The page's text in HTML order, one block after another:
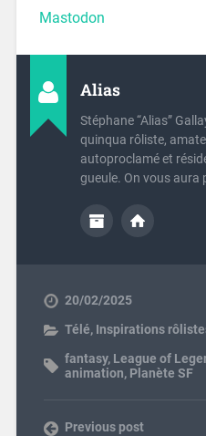
Mastodon
Alias
Stéphane “Alias”
quinqua rôliste,
autoproclamé et
gueule. On vous aura
20/02/2025
Télé, Inspirations
fantasy, League of
animation, Planète SF
Previous post